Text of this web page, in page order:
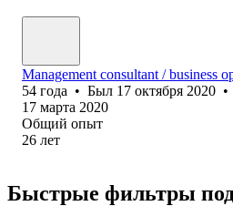
Management consultant / business
54 года • Был 17 октября 2020 •
17 марта 2020
Общий опыт
26 лет
Быстрые фильтры